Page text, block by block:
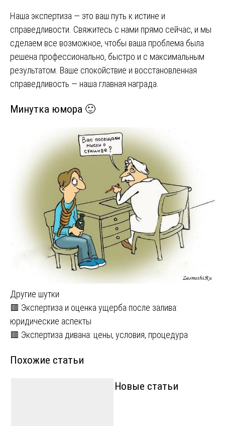
Наша экспертиза — это ваш путь к истине и
справедливости. Свяжитесь с нами прямо сейчас, и мы
сделаем все возможное, чтобы ваша проблема была
решена профессионально, быстро и с максимальным
результатом. Ваше спокойствие и восстановленная
справедливость — наша главная награда.
Минутка юмора 🙂
Другие шутки
Навигация
по
🟥 Экспертиза и оценка ущерба после залива:
юридические аспекты
🟥 Экспертиза дивана: цены, условия, процедура
Похожие статьи
Новые статьи